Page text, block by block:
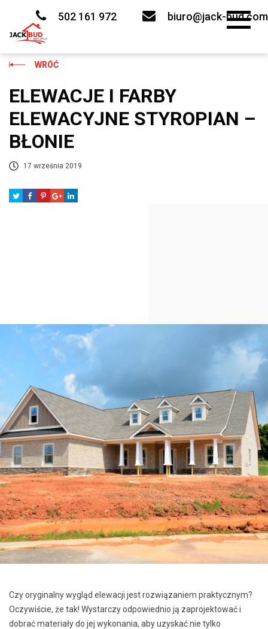
502 161 972 biuro@jack-bud.com
WRÓĆ
ELEWACJE I FARBY
ELEWACYJNE STYROPIAN –
BŁONIE
17 września 2019
Czy oryginalny wygląd elewacji jest rozwiązaniem praktycznym?
Oczywiście, że tak! Wystarczy odpowiednio ją zaprojektować i
dobrać materiały do jej wykonania, aby uzyskać nie tylko